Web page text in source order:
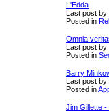
L'Edda
Last post by
Posted in
Omnia
Last post by
Posted in
Barry
Last post by
Posted in
Jim Gillette -